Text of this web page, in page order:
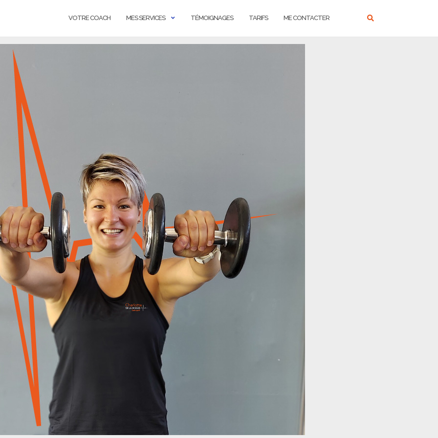
VOTRE COACH MES SERVICES TÉMOIGNAGES TARIFS ME CONTACTER